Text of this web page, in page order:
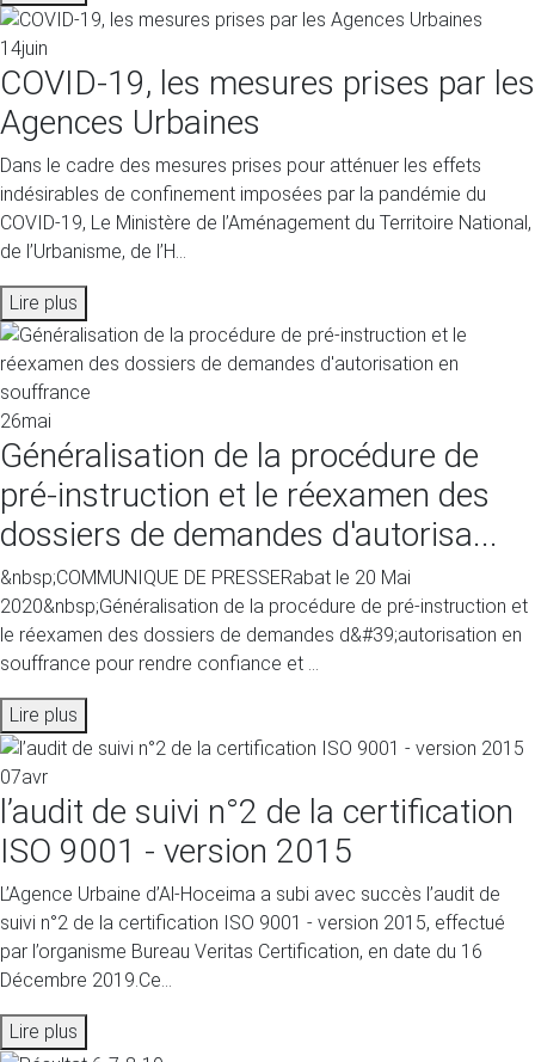
14juin
COVID-19, les mesures prises par les
Agences Urbaines
Dans le cadre des mesures prises pour atténuer les effets
indésirables de confinement imposées par la pandémie du
COVID-19, Le Ministère de l’Aménagement du Territoire National,
de l’Urbanisme, de l’H...
Lire plus
26mai
Généralisation de la procédure de
pré-instruction et le réexamen des
dossiers de demandes d'autorisa...
&nbsp;COMMUNIQUE DE PRESSERabat le 20 Mai
2020&nbsp;Généralisation de la procédure de pré-instruction et
le réexamen des dossiers de demandes d&#39;autorisation en
souffrance pour rendre confiance et ...
Lire plus
07avr
l’audit de suivi n°2 de la certification
ISO 9001 - version 2015
L’Agence Urbaine d’Al-Hoceima a subi avec succès l’audit de
suivi n°2 de la certification ISO 9001 - version 2015, effectué
par l’organisme Bureau Veritas Certification, en date du 16
Décembre 2019.Ce...
Lire plus